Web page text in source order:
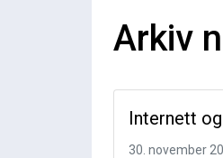
Arkiv
Internett
30. november